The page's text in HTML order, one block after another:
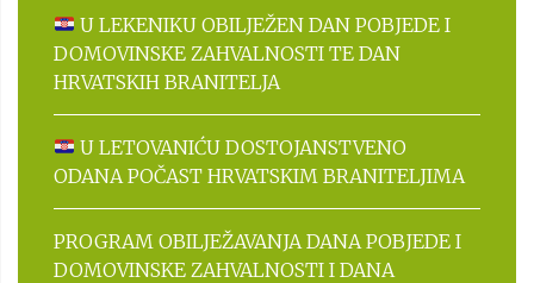
U LEKENIKU OBILJEŽEN DAN POBJEDE I
DOMOVINSKE ZAHVALNOSTI TE DAN
HRVATSKIH BRANITELJA
U LETOVANIĆU DOSTOJANSTVENO
ODANA POČAST HRVATSKIM BRANITELJIMA
PROGRAM OBILJEŽAVANJA DANA POBJEDE I
DOMOVINSKE ZAHVALNOSTI I DANA